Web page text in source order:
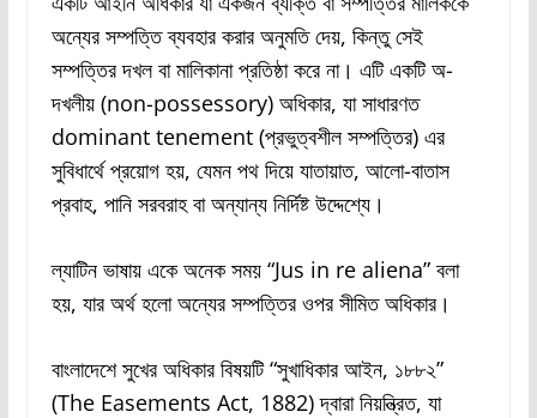
অন্যের সম্পত্তি ব্যবহার করার অনুমতি দেয়, কিন্তু সেই
সম্পত্তির দখল বা মালিকানা প্রতিষ্ঠা করে না। এটি একটি অ-
দখলীয় (non-possessory) অধিকার, যা সাধারণত
dominant tenement (প্রভুত্বশীল সম্পত্তির) এর
সুবিধার্থে প্রয়োগ হয়, যেমন পথ দিয়ে যাতায়াত, আলো-বাতাস
প্রবাহ, পানি সরবরাহ বা অন্যান্য নির্দিষ্ট উদ্দেশ্যে।
ল্যাটিন ভাষায় একে অনেক সময় “Jus in re aliena” বলা
হয়, যার অর্থ হলো অন্যের সম্পত্তির ওপর সীমিত অধিকার।
বাংলাদেশে সুখের অধিকার বিষয়টি “সুখাধিকার আইন, ১৮৮২”
(The Easements Act, 1882) দ্বারা নিয়ন্ত্রিত, যা